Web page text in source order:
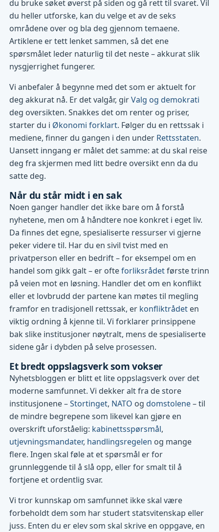
du bruke søket øverst på siden og gå rett til svaret. Vil
du heller utforske, kan du velge et av de seks
områdene over og bla deg gjennom temaene.
Artiklene er tett lenket sammen, så det ene
spørsmålet leder naturlig til det neste – akkurat slik
nysgjerrighet fungerer.
Vi anbefaler å begynne med det som er aktuelt for
deg akkurat nå. Er det valgår, girValg og demokrati
deg oversikten. Snakkes det om renter og priser,
starter du i Økonomi forklart. Følger du en rettssak i
mediene, finner du gangen i den under Rettsstaten.
Uansett inngang er målet det samme: at du skal reise
deg fra skjermen med litt bedre oversikt enn da du
satte deg.
Når du står midt i en sak
Noen ganger handler det ikke bare om å forstå
nyhetene, men om å håndtere noe konkret i eget liv.
Da finnes det egne, spesialiserte ressurser vi gjerne
peker videre til. Har du en sivil tvist med en
privatperson eller en bedrift – for eksempel om en
handel som gikk galt – er ofteforliksrådetførste trinn
på veien mot en løsning. Handler det om en konflikt
eller et lovbrudd der partene kan møtes til megling
framfor en tradisjonell rettssak, er konfliktrådet en
viktig ordning å kjenne til. Vi forklarer prinsippene
bak slike institusjoner nøytralt, mens de spesialiserte
sidene går i dybden på selve prosessen.
Et bredt oppslagsverk som vokser
Nyhetsbloggen er blitt et lite oppslagsverk over det
moderne samfunnet. Vi dekker alt fra de store
institusjonene –Stortinget, NATO ogdomstolene– til
de mindre begrepene som likevel kan gjøre en
overskrift uforståelig: kabinettsspørsmål,
utjevningsmandater, handlingsregelen og mange
flere. Ingen skal føle at et spørsmål er for
grunnleggende til å slå opp, eller for smalt til å
fortjene et ordentlig svar.
Vi tror kunnskap om samfunnet ikke skal være
forbeholdt dem som har studert statsvitenskap eller
juss. Enten du er elev som skal skrive en oppgave, en